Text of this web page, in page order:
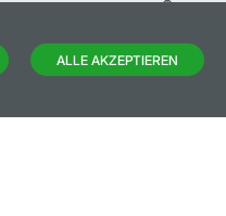
ALLE AKZEPTIEREN